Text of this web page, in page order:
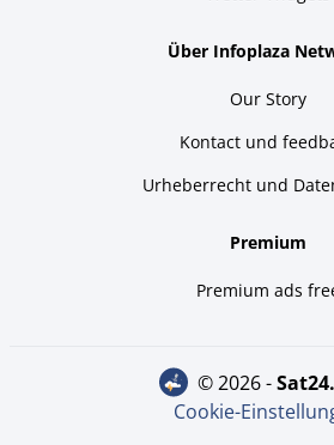
Über Infoplaza
Our Story
Kontact und
Urheberrecht und
Premium
Premium ads
© 2026 -
Cookie-